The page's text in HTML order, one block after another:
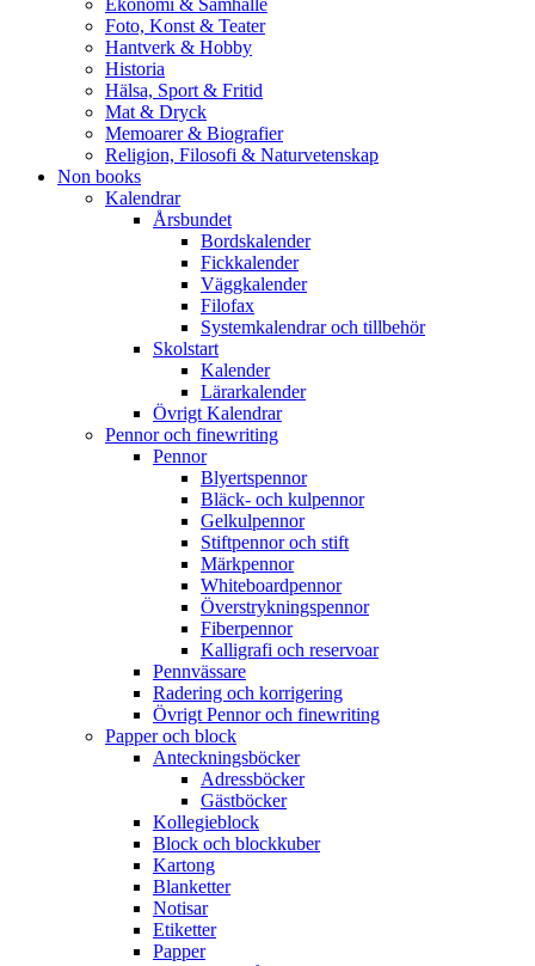
Ekonomi & Samhälle
Foto, Konst & Teater
Hantverk & Hobby
Historia
Hälsa, Sport & Fritid
Mat & Dryck
Memoarer & Biografier
Religion, Filosofi & Naturvetenskap
Non books
Kalendrar
Årsbundet
Bordskalender
Fickkalender
Väggkalender
Filofax
Systemkalendrar och tillbehör
Skolstart
Kalender
Lärarkalender
Övrigt Kalendrar
Pennor och finewriting
Pennor
Blyertspennor
Bläck- och kulpennor
Gelkulpennor
Stiftpennor och stift
Märkpennor
Whiteboardpennor
Överstrykningspennor
Fiberpennor
Kalligrafi och reservoar
Pennvässare
Radering och korrigering
Övrigt Pennor och finewriting
Papper och block
Anteckningsböcker
Adressböcker
Gästböcker
Kollegieblock
Block och blockkuber
Kartong
Blanketter
Notisar
Etiketter
Papper